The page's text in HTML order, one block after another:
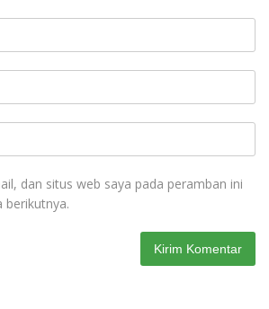
dan situs web saya pada peramban ini
berikutnya.